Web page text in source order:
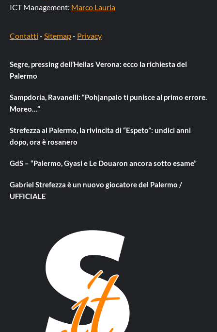
ICT Management: Marco Lauria
Contatti - Sitemap- Privacy
Segre, pressing dell’Hellas Verona: ecco la richiesta del
Palermo
Sampdoria, Ravanelli: “Pohjanpalo ti punisce al primo errore.
Moreo…”
Strefezza al Palermo, la rivincita di “Espeto”: undici anni
dopo, ora è rosanero
GdS – “Palermo, Gyasi e Le Douaron ancora sotto esame”
Gabriel Strefezza è un nuovo giocatore del Palermo /
UFFICIALE